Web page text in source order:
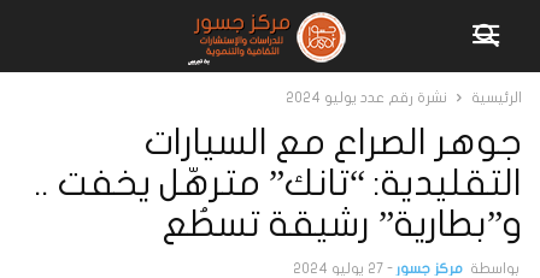
الرئيسية نشرة رقم عدد يوليو 2024
جوهر الصراع مع السيارات
التقليدية: “تانك” مترهّل يخفت ..
و”بطارية” رشيقة تسطُع
بواسطة مركز جسور - 27 يوليو 2024